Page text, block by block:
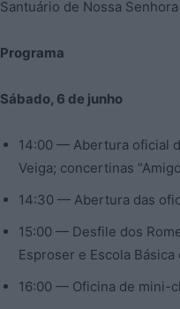
Santuário de Nossa
Programa
Sábado, 6 de junho
14:00 — Abertura oficial
Veiga; concertinas
14:30 — Abertura das
15:00 — Desfile dos
Esproser e Escola
16:00 — Oficina de mini-